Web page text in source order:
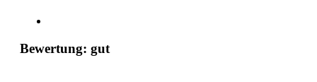
Bewertung: gut